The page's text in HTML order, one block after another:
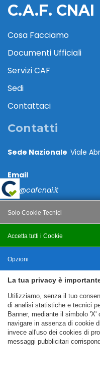
C.A.F. CNAI
Cosa Facciamo
Documenti Ufficiali
Servizi CAF
Sedi
Contattaci
Contatti
Sede Nazionale Viale
Email
caf@cafcnai.it
Posta Certificata
PRIVACY
Note Legali
Policy
Cookie Policy
La tua privacy è
Utilizziamo, senza il tuo
di analisi statistiche e tecnici
Banner, mediante il simbolo
navigare in assenza di cookie
invece all'uso dei cookies di
messaggi pubblicitari
Accetta tutti i Cookie
Solo Cookie Tecnici
Salva
Opzioni
Nascondi Opzioni